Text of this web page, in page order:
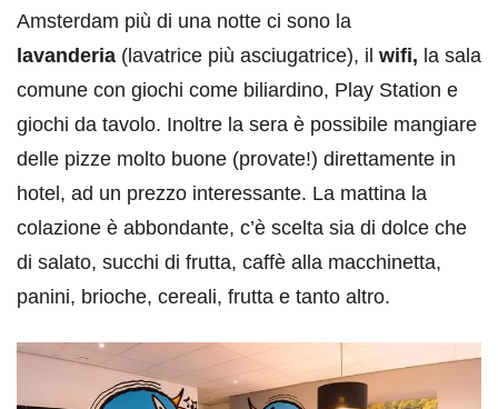
Amsterdam più di una notte ci sono la
lavanderia (lavatrice più asciugatrice), il wifi, la sala
comune con giochi come biliardino, Play Station e
giochi da tavolo. Inoltre la sera è possibile mangiare
delle pizze molto buone (provate!) direttamente in
hotel, ad un prezzo interessante. La mattina la
colazione è abbondante, c’è scelta sia di dolce che
di salato, succhi di frutta, caffè alla macchinetta,
panini, brioche, cereali, frutta e tanto altro.